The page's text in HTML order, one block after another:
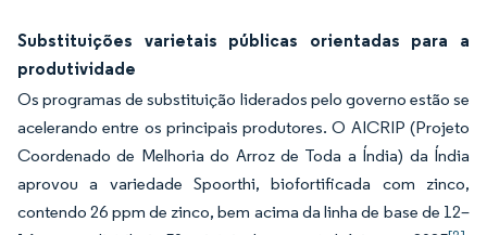
Substituições varietais públicas orientadas para a
produtividade
Os programas de substituição liderados pelo governo estão se
acelerando entre os principais produtores. O AICRIP (Projeto
Coordenado de Melhoria do Arroz de Toda a Índia) da Índia
aprovou a variedade Spoorthi, biofortificada com zinco,
contendo 26 ppm de zinco, bem acima da linha de base de 12–